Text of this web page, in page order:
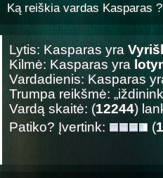
Ką reiškia vardas Kasparas
Lytis: Kasparas yra
Kilmė: Kasparas yra
Vardadienis: Kasparas
Trumpa reikšmė:
Vardą skaitė: (12244)
Patiko? Įvertink:
(